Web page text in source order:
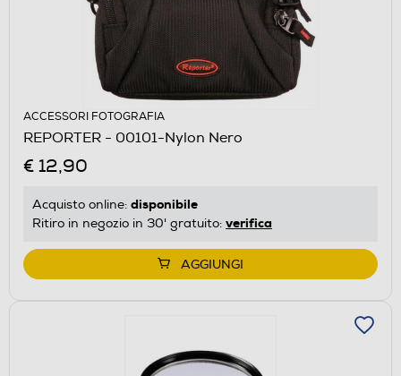
ACCESSORI FOTOGRAFIA
REPORTER - 00101-Nylon Nero
€ 12,90
Acquisto online: disponibile
Ritiro in negozio in 30' gratuito: verifica
AGGIUNGI